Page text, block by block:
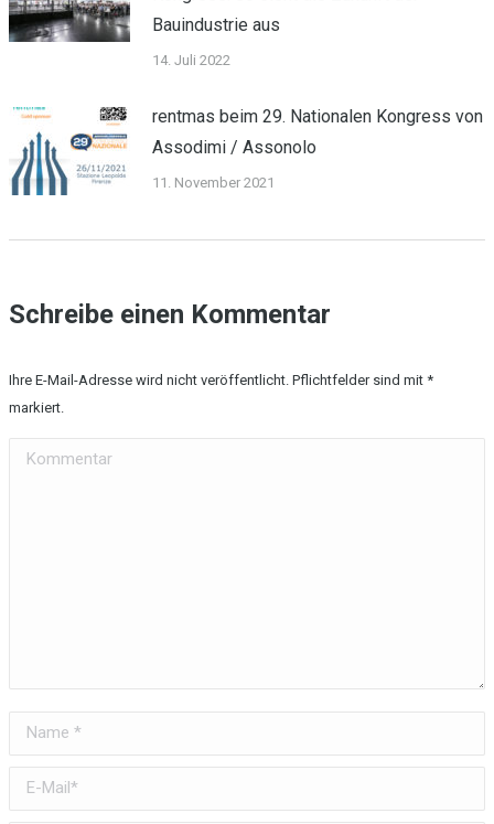
Bauindustrie aus
14. Juli 2022
rentmas beim 29. Nationalen Kongress von
Assodimi / Assonolo
11. November 2021
Schreibe einen Kommentar
Ihre E-Mail-Adresse wird nicht veröffentlicht. Pflichtfelder sind mit *
markiert.
Kommentar
Name *
E-Mail *